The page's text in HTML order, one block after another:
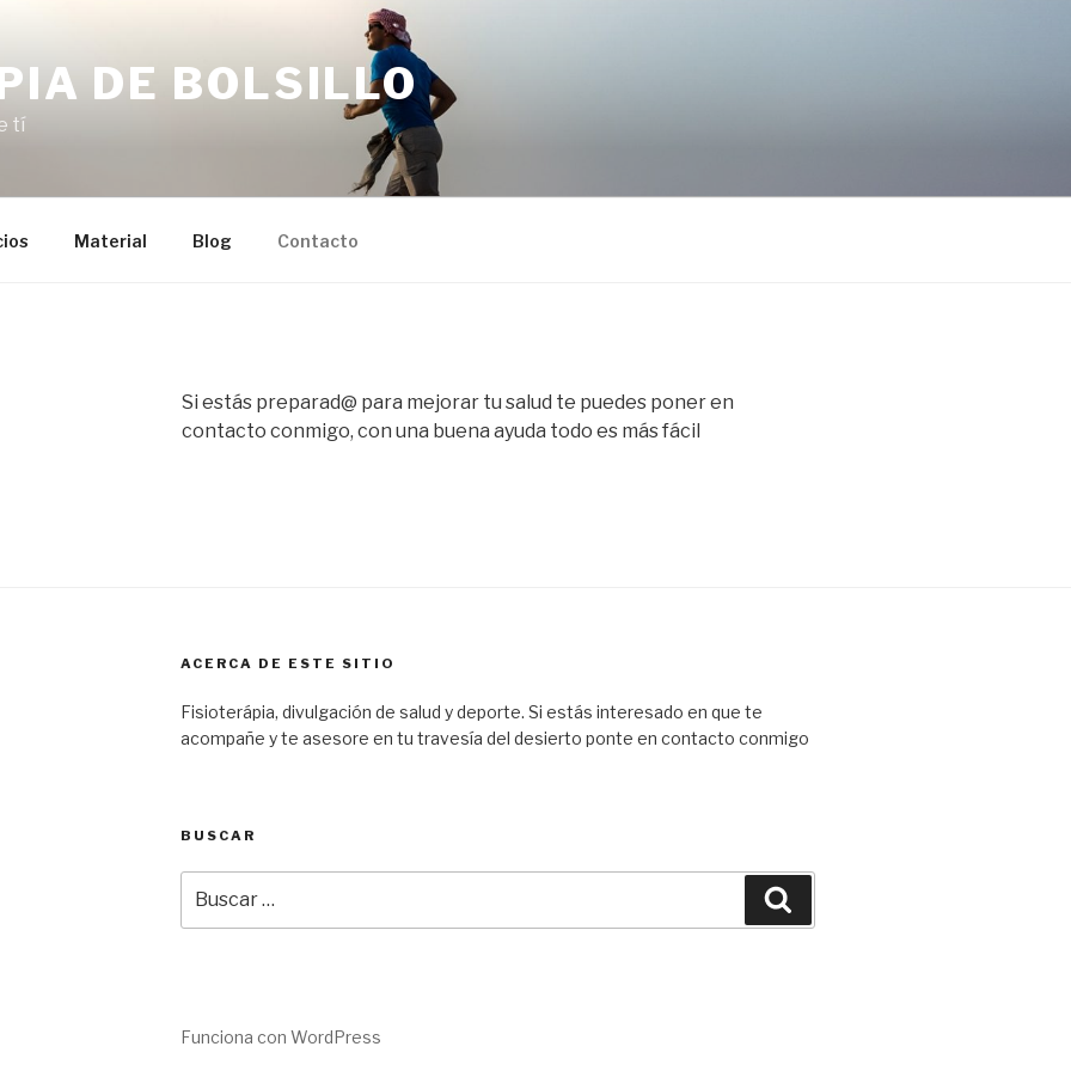
DE BOLSILLO
tí
Material Blog Contacto
Si estás preparad@ para mejorar tu salud te puedes poner en
contacto conmigo, con una buena ayuda todo es más fácil
ACERCA DE ESTE SITIO
Fisioterápia, divulgación de salud y deporte. Si estás interesado en que te
acompañe y te asesore en tu travesía del desierto ponte en contacto conmigo
BUSCAR
por:
Funciona con WordPress